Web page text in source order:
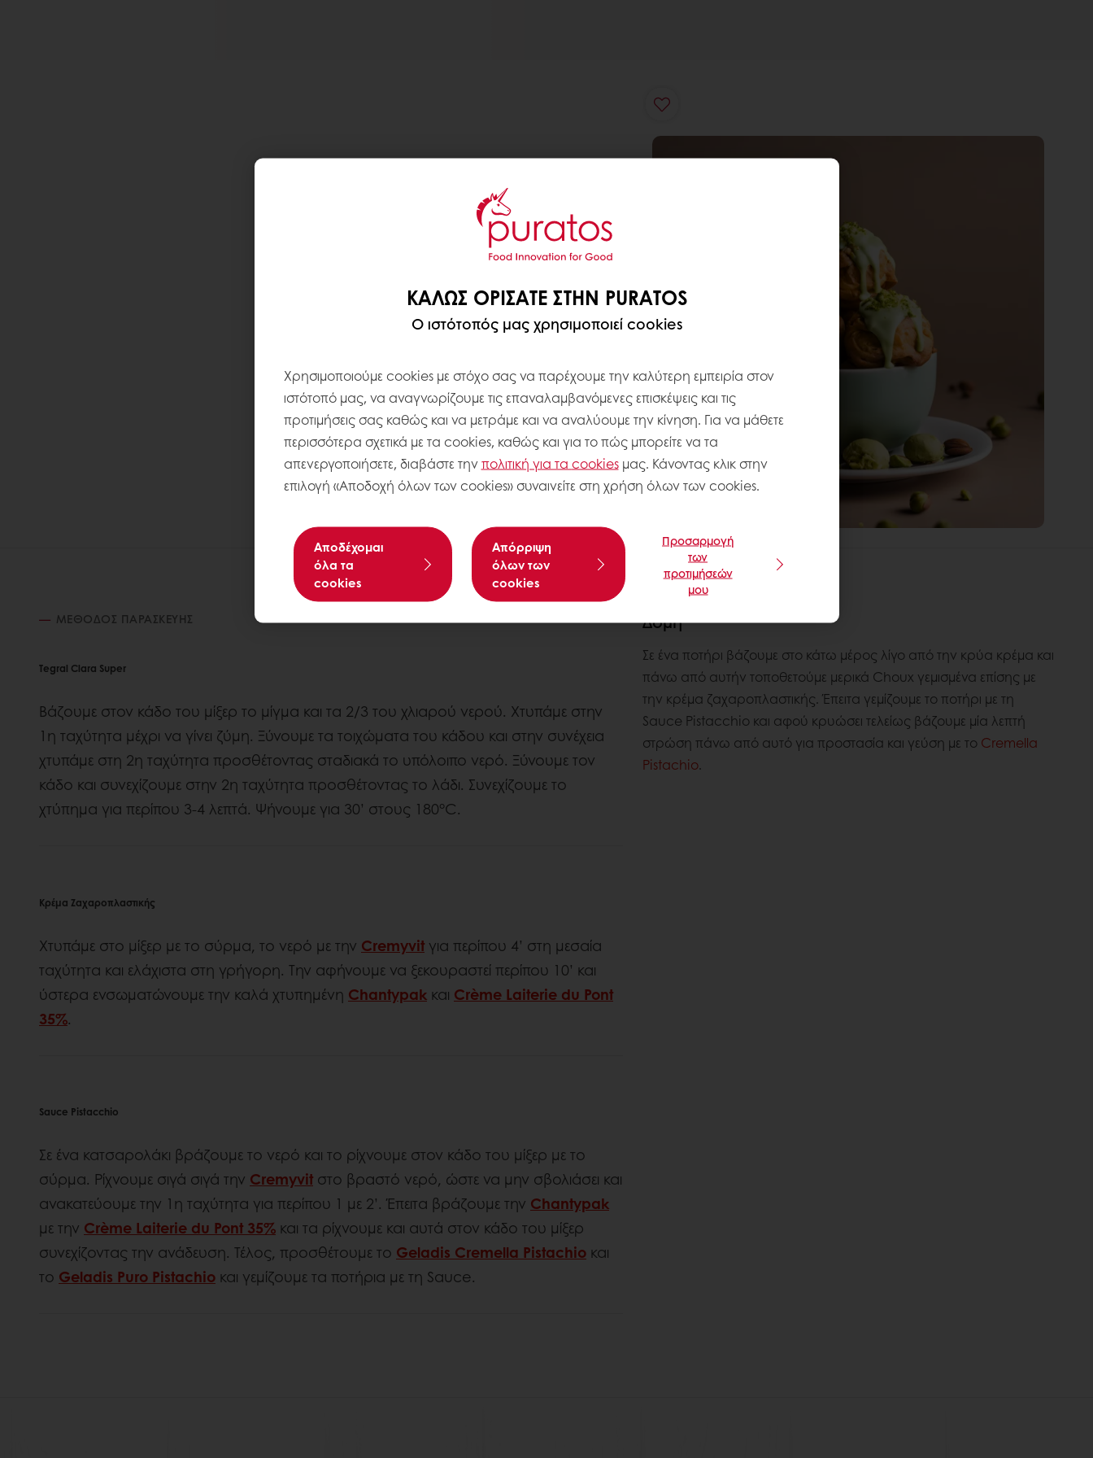
ΜΈΘΟΔΟΣ ΠΑΡΑΣΚΕΥΉΣ
Tegral Clara Super
Βάζουμε στον κάδο του μίξερ το μίγμα και τα 2/3 του χλιαρού νερού. Χτυπάμε στην
1η ταχύτητα μέχρι να γίνει ζύμη. Ξύνουμε τα τοιχώματα του κάδου και στην συνέχεια
χτυπάμε στη 2η ταχύτητα προσθέτοντας σταδιακά το υπόλοιπο νερό. Ξύνουμε τον
κάδο και συνεχίζουμε στην 2η ταχύτητα προσθέτοντας το λάδι. Συνεχίζουμε το
χτύπημα για περίπου 3-4 λεπτά. Ψήνουμε για 30’ στους 180°C.
Κρέμα Ζαχαροπλαστικής
Χτυπάμε στο μίξερ με το σύρμα, το νερό με την Cremyvit για περίπου 4’ στη μεσαία
ταχύτητα και ελάχιστα στη γρήγορη. Την αφήνουμε να ξεκουραστεί περίπου 10’ και
ύστερα ενσωματώνουμε την καλά χτυπημένη Chantypak και Crème Laiterie du Pont
35%.
Sauce Pistacchio
Σε ένα κατσαρολάκι βράζουμε το νερό και το ρίχνουμε στον κάδο του μίξερ με το
σύρμα. Ρίχνουμε σιγά σιγά την Cremyvit στο βραστό νερό, ώστε να μην σβολιάσει και
ανακατεύουμε την 1η ταχύτητα για περίπου 1 με 2’. Έπειτα βράζουμε την Chantypak
με την Crème Laiterie du Pont 35% και τα ρίχνουμε και αυτά στον κάδο του μίξερ
συνεχίζοντας την ανάδευση. Τέλος, προσθέτουμε το Geladis Cremella Pistachio και
το Geladis Puro Pistachio και γεμίζουμε τα ποτήρια με τη Sauce.
Δομή
Σε ένα ποτήρι βάζουμε στο κάτω μέρος λίγο από την κρύα κρέμα και
πάνω από αυτήν τοποθετούμε μερικά Choux γεμισμένα επίσης με
την κρέμα ζαχαροπλαστικής. Έπειτα γεμίζουμε το ποτήρι με τη
Sauce Pistacchio και αφού κρυώσει τελείως βάζουμε μία λεπτή
στρώση πάνω από αυτό για προστασία και γεύση με το Cremella
Pistachio.
ΚΑΛΏΣ ΟΡΊΣΑΤΕ ΣΤΗΝ PURATOS
Ο ιστότοπός μας χρησιμοποιεί cookies
Χρησιμοποιούμε cookies με στόχο σας να παρέχουμε την καλύτερη εμπειρία στον
ιστότοπό μας, να αναγνωρίζουμε τις επαναλαμβανόμενες επισκέψεις και τις
προτιμήσεις σας καθώς και να μετράμε και να αναλύουμε την κίνηση. Για να μάθετε
περισσότερα σχετικά με τα cookies, καθώς και για το πώς μπορείτε να τα
απενεργοποιήσετε, διαβάστε τηνπολιτική για τα cookiesμας. Κάνοντας κλικ στην
επιλογή «Αποδοχή όλων των cookies» συναινείτε στη χρήση όλων των cookies.
Αποδέχομαι
όλα τα
cookies
Aπόρριψη
όλων των
cookies
Προσαρμογή
των
προτιμήσεών
μου